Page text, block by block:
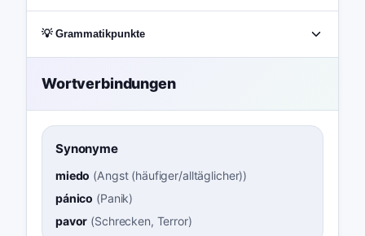
💡 Grammatikpunkte
Wortverbindungen
Synonyme
miedo (Angst (häufiger/alltäglicher))
pánico (Panik)
pavor (Schrecken, Terror)